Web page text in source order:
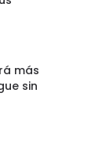
más
sin